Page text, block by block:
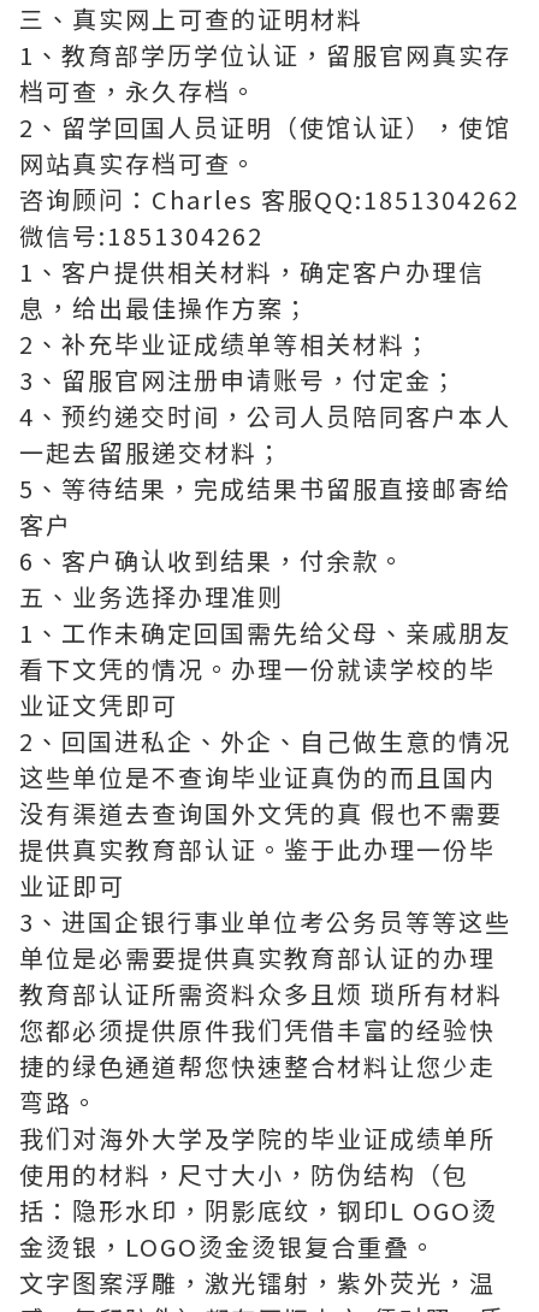
三、真实网上可查的证明材料
1、教育部学历学位认证，留服官网真实存
档可查，永久存档。
2、留学回国人员证明（使馆认证），使馆
网站真实存档可查。
咨询顾问：Charles 客服QQ:1851304262
微信号:1851304262
1、客户提供相关材料，确定客户办理信
息，给出最佳操作方案；
2、补充毕业证成绩单等相关材料；
3、留服官网注册申请账号，付定金；
4、预约递交时间，公司人员陪同客户本人
一起去留服递交材料；
5、等待结果，完成结果书留服直接邮寄给
客户
6、客户确认收到结果，付余款。
五、业务选择办理准则
1、工作未确定回国需先给父母、亲戚朋友
看下文凭的情况。办理一份就读学校的毕
业证文凭即可
2、回国进私企、外企、自己做生意的情况
这些单位是不查询毕业证真伪的而且国内
没有渠道去查询国外文凭的真 假也不需要
提供真实教育部认证。鉴于此办理一份毕
业证即可
3、进国企银行事业单位考公务员等等这些
单位是必需要提供真实教育部认证的办理
教育部认证所需资料众多且烦 琐所有材料
您都必须提供原件我们凭借丰富的经验快
捷的绿色通道帮您快速整合材料让您少走
弯路。
我们对海外大学及学院的毕业证成绩单所
使用的材料，尺寸大小，防伪结构（包
括：隐形水印，阴影底纹，钢印L OGO烫
金烫银，LOGO烫金烫银复合重叠。
文字图案浮雕，激光镭射，紫外荧光，温